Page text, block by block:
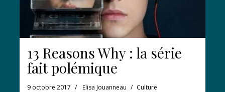
13 Reasons Why : la série
fait polémique
9 octobre 2017 Elisa Jouanneau Culture